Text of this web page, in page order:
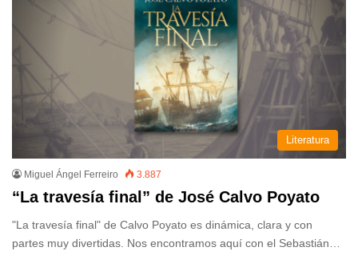
Literatura
Miguel Ángel Ferreiro 3.887
“La travesía final” de José Calvo Poyato
"La travesía final" de Calvo Poyato es dinámica, clara y con
partes muy divertidas. Nos encontramos aquí con el Sebastián…